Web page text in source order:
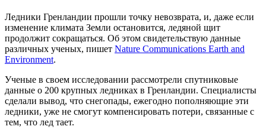
Ледники Гренландии прошли точку невозврата, и, даже если
изменение климата Земли остановится, ледяной щит
продолжит сокращаться. Об этом свидетельствую данные
различных ученых, пишет Nature Communications Earth and
Environment.
Ученые в своем исследовании рассмотрели спутниковые
данные о 200 крупных ледниках в Гренландии. Специалисты
сделали вывод, что снегопады, ежегодно пополняющие эти
ледники, уже не смогут компенсировать потери, связанные с
тем, что лед тает.